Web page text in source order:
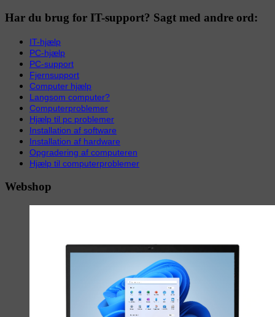
Har du brug for IT-support? Sagt med andre ord:
IT-hjælp
PC-hjælp
PC-support
Fjernsupport
Computer hjælp
Langsom computer?
Computerproblemer
Hjælp til pc problemer
Installation af software
Installation af hardware
Opgradering af computeren
Hjælp til computerproblemer
Webshop